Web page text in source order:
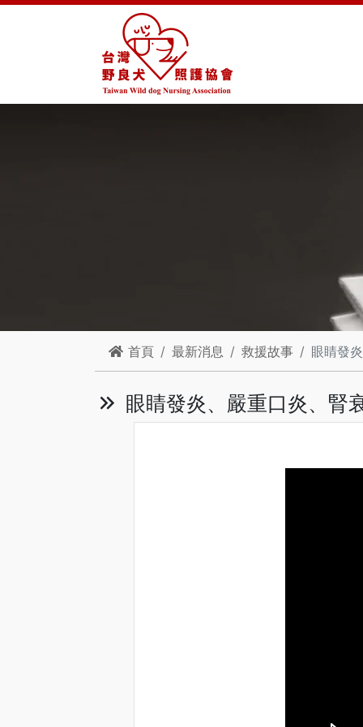
首頁 最新消息 救援故事 眼睛發
眼睛發炎、嚴重口炎、腎